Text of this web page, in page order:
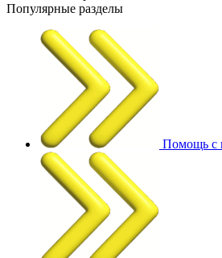
Популярные разделы
Помощь с